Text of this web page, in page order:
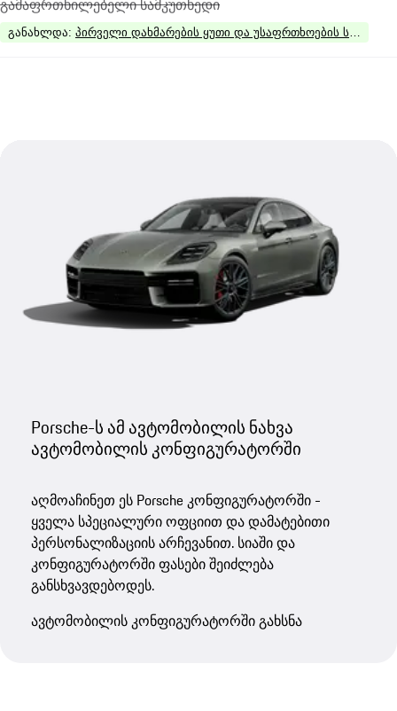
განახლდა: პირველი დახმარების ყუთი და უსაფრთხოების
Porsche-ს ამ ავტომობილის ნახვა
ავტომობილის კონფიგურატორში
აღმოაჩინეთ ეს Porsche კონფიგურატორში -
ყველა სპეციალური ოფციით და დამატებითი
პერსონალიზაციის არჩევანით. სიაში და
კონფიგურატორში ფასები შეიძლება
განსხვავდებოდეს.
ავტომობილის კონფიგურატორში გახსნა